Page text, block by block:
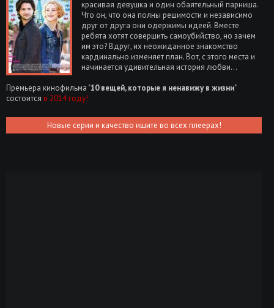
красивая девушка и один обаятельный парниша.
Что он, что она полны решимости и независимо
друг от друга они одержимы идеей. Вместе
ребята хотят совершить самоубийство, но зачем
им это? Вдруг, их неожиданное знакомство
кардинально изменяет план. Вот, с этого места и
начинается удивительная история любви...
Премьера кинофильма "10 вещей, которые я ненавижу в жизни"
состоится в 2014 году!
Новые серии и качество ищите во всех плеерах!